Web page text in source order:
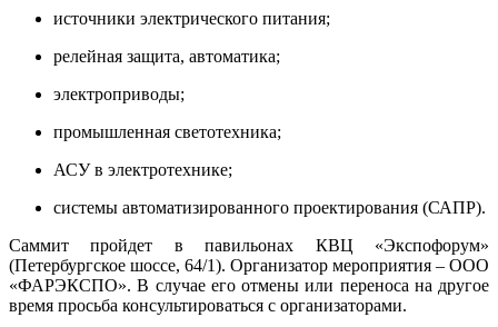
источники электрического питания;
релейная защита, автоматика;
электроприводы;
промышленная светотехника;
АСУ в электротехнике;
системы автоматизированного проектирования (САПР).
Саммит пройдет в павильонах КВЦ «Экспофорум»
(Петербургское шоссе, 64/1). Организатор мероприятия – ООО
«ФАРЭКСПО». В случае его отмены или переноса на другое
время просьба консультироваться с организаторами.